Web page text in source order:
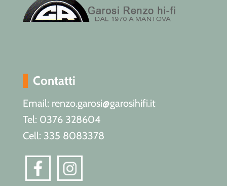
Contatti
Email: renzo.garosi@garosihifi.it
Tel: 0376 328604
Cell: 335 8083378